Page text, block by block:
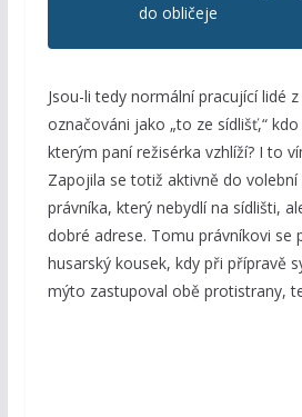
do obličeje
Jsou-li tedy normální pracující lidé
označováni jako „to ze sídlišť,“
kterým paní režisérka vzhlíží? I to
Zapojila se totiž aktivně do
právníka, který nebydlí na sídlišti,
dobré adrese. Tomu právníkovi se
husarský kousek, kdy při přípravě
mýto zastupoval obě protistrany,